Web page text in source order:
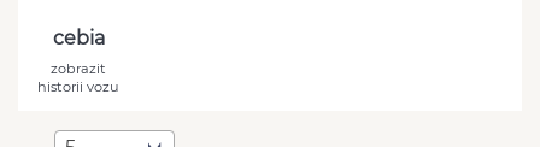
cebia
zobrazit
historii vozu